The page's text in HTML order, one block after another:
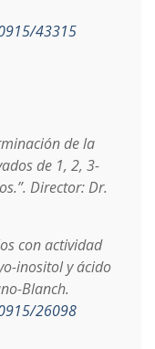
43315
de la
de 1, 2, 3-
Director: Dr.
con actividad
inositol y ácido
Blanch.
26098